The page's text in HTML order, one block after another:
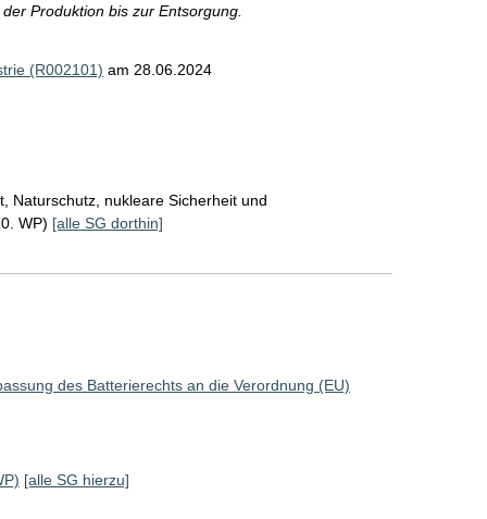
Produktion bis zur Entsorgung.
(R002101) am 28.06.2024
Naturschutz, nukleare Sicherheit und
WP) [alle SG dorthin]
des Batterierechts an die Verordnung (EU)
[alle SG hierzu]